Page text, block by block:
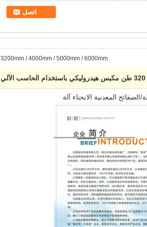
اتصل
3200mm / 4000mm / 5000mm / 6000mm
320 طن مكبس هيدروليكي باستخدام الحاسب الآلي